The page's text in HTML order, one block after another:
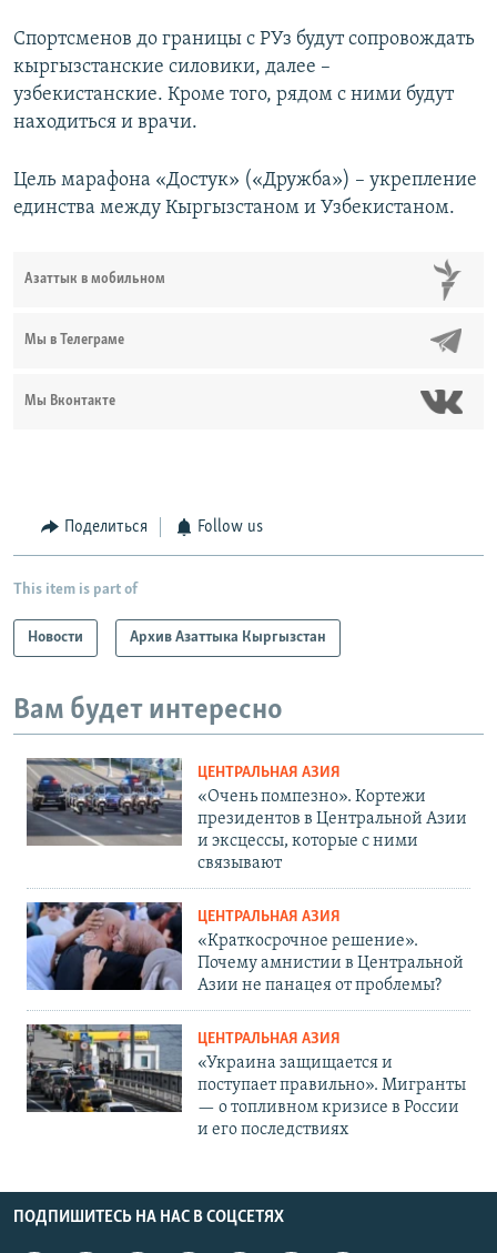
Спортсменов до границы с РУз будут сопровождать
кыргызстанские силовики, далее –
узбекистанские. Кроме того, рядом с ними будут
находиться и врачи.
Цель марафона «Достук» («Дружба») – укрепление
единства между Кыргызстаном и Узбекистаном.
Азаттык в мобильном
Мы в Телеграме
Мы Вконтакте
Поделиться Follow us
This item is part of
Новости Архив Азаттыка Кыргызстан
Вам будет интересно
ЦЕНТРАЛЬНАЯ АЗИЯ
«Очень помпезно». Кортежи
президентов в Центральной Азии
и эксцессы, которые с ними
связывают
ЦЕНТРАЛЬНАЯ АЗИЯ
«Краткосрочное решение».
Почему амнистии в Центральной
Азии не панацея от проблемы?
ЦЕНТРАЛЬНАЯ АЗИЯ
«Украина защищается и
поступает правильно». Мигранты
— о топливном кризисе в России
и его последствиях
ПОДПИШИТЕСЬ НА НАС В СОЦСЕТЯХ